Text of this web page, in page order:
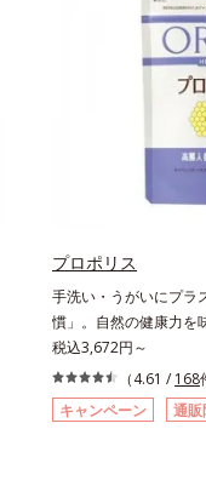
プロポリス
手洗い・うがいにプラ
慣」。自然の健康力を
ダに。オルビスのプロ
ル産100％のプロポリ
る元気をサポートしま
より、プロポリスに含
税込3,672円～
（4.61 / 168
キャンペーン
通販